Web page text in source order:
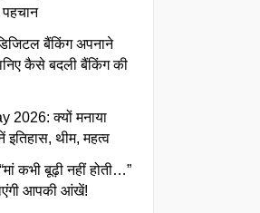
पहचान
बैंकिंग अपनाने
कैसे बदली बैंकिंग की
2026: क्यों मनाया
थीम, महत्व
कभी बूढ़ी नहीं होती…”
आपकी आंखें!